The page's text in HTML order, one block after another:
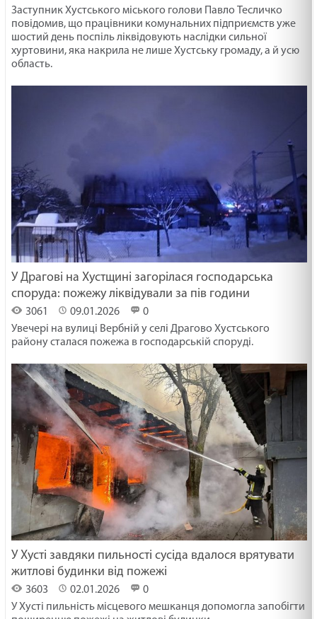
Заступник Хустського міського голови Павло Тесличко
повідомив, що працівники комунальних підприємств уже
шостий день поспіль ліквідовують наслідки сильної
хуртовини, яка накрила не лише Хустську громаду, а й усю
область.
У Драгові на Хустщині загорілася господарська
споруда: пожежу ліквідували за пів години
3061 09.01.2026
0
Увечері на вулиці Вербній у селі Драгово Хустського
району сталася пожежа в господарській споруді.
У Хусті завдяки пильності сусіда вдалося врятувати
житлові будинки від пожежі
3603 02.01.2026
0
У Хусті пильність місцевого мешканця допомогла запобігти